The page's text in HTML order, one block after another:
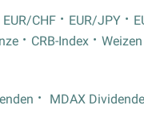
EUR/CHF EUR/JPY
CRB-Index
MDAX